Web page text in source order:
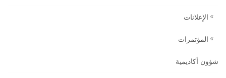
الإعلانات
المؤتمرات
شؤون أكاديمية